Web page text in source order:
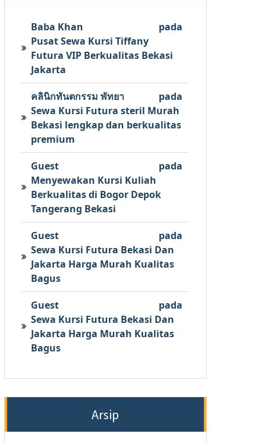
Baba Khan
pada
Pusat Sewa Kursi Tiffany
Futura VIP Berkualitas Bekasi
Jakarta
คลินิกทันตกรรม พัทยา
pada
Sewa Kursi Futura steril Murah
Bekasi lengkap dan berkualitas
premium
Guest
pada
Menyewakan Kursi Kuliah
Berkualitas di Bogor Depok
Tangerang Bekasi
Guest
pada
Sewa Kursi Futura Bekasi Dan
Jakarta Harga Murah Kualitas
Bagus
Guest
pada
Sewa Kursi Futura Bekasi Dan
Jakarta Harga Murah Kualitas
Bagus
Arsip